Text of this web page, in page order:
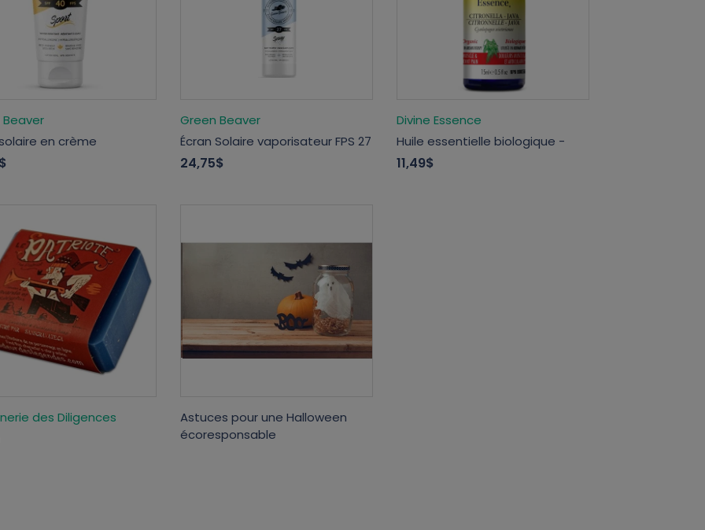
en crème
Green Beaver
Écran Solaire vaporisateur FPS 27
24,75$
Divine Essence
Huile essentielle biologique -
11,49$
des Diligences
Astuces pour une Halloween
écoresponsable